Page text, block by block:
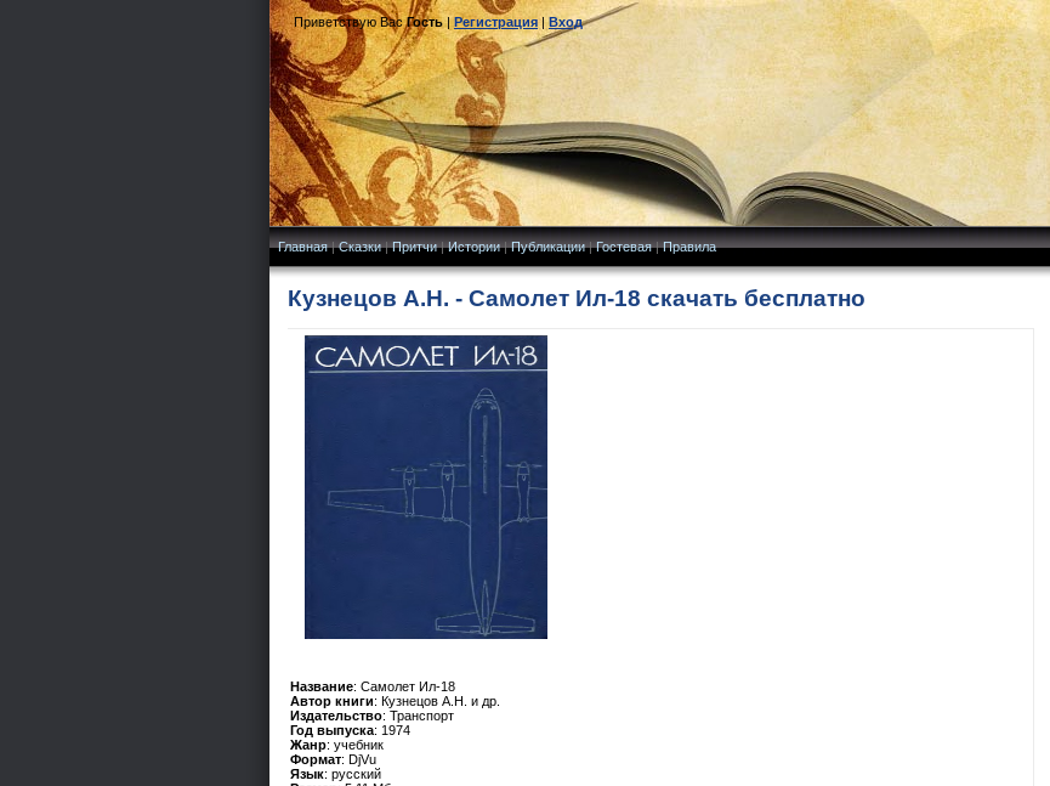
Приветствую Вас Гость|Регистрация|Вход
Главная|Сказки|Притчи|Истории|Публикации|Гостевая|Правила
Кузнецов А.Н. - Самолет Ил-18 скачать бесплатно
Название: Самолет Ил-18
Автор книги: Кузнецов А.Н. и др.
Издательство: Транспорт
Год выпуска: 1974
Жанр: учебник
Формат: DjVu
Язык: русский